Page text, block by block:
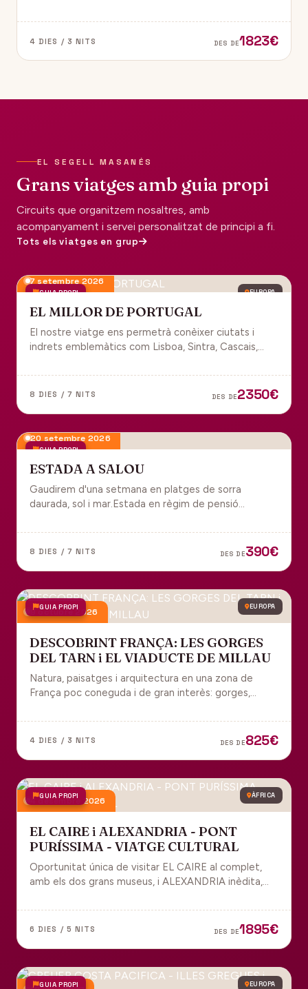
gaudir d’un ambient de festa i alegría.
4 DIES / 3 NITS DES DE1823€
EL SEGELL MASANÉS
Grans viatges amb guia propi
Circuits que organitzem nosaltres, amb
acompanyament i servei personalitzat de principi a fi.
Tots els viatges en grup
GUIA PROPI EUROPA
7 setembre 2026
EL MILLOR DE PORTUGAL
El nostre viatge ens permetrà conèixer ciutats i
indrets emblemàtics com Lisboa, Sintra, Cascais,
tot inclòs per gaudir plenament de Portugal.
8 DIES / 7 NITS DES DE2350€
GUIA PROPI
20 setembre 2026
ESTADA A SALOU
Gaudirem d'una setmana en platges de sorra
daurada, sol i mar.Estada en règim de pensió
8 DIES / 7 NITS DES DE390€
GUIA PROPI EUROPA
9 octubre 2026
DESCOBRINT FRANÇA: LES GORGES
DEL TARN i EL VIADUCTE DE MILLAU
Natura, paisatges i arquitectura en una zona de
França poc coneguda i de gran interès: gorges,
de Millau.
4 DIES / 3 NITS DES DE825€
GUIA PROPI ÀFRICA
4 desembre 2026
EL CAIRE i ALEXANDRIA - PONT
PURÍSSIMA - VIATGE CULTURAL
Oportunitat única de visitar EL CAIRE al complet,
amb els dos grans museus, i ALEXANDRIA inèdita,
6 DIES / 5 NITS DES DE1895€
GUIA PROPI EUROPA